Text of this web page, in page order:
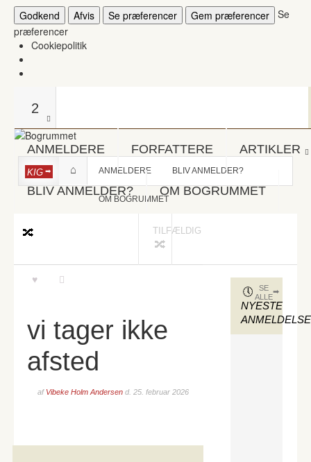
Godkend
Afvis Se præferencer Gem præferencer Se
præferencer
Cookiepolitik
2
ANMELDERE FORFATTERE ARTIKLER
BLIV ANMELDER? OM BOGRUMMET
KIG ANMELDERE BLIV ANMELDER?
OM BOGRUMMET
TILFÆLDIG
vi tager ikke
afsted
af Vibeke Holm Andersen d. 25. februar 2026
NYESTE
SE
ALLE